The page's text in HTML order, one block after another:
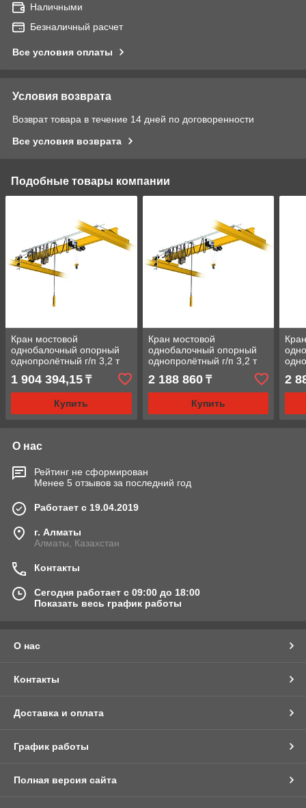
Наличными
Безналичный расчет
Все условия оплаты
Условия возврата
Возврат товара в течение 14 дней по договоренности
Все условия возврата
Подобные товары компании
Кран мостовой
однобалочный опорный
однопролётный г/п 3,2 т
1 904 394,15 ₸
Купить
Кран мостовой
однобалочный опорный
однопролётный г/п 3,2 т
пролет 10,5 м
2 188 860₸
Купить
2
О нас
Рейтинг не сформирован
Менее 5 отзывов за последний год
Работает с 19.04.2019
г. Алматы
Алматы, Казахстан
Контакты
Сегодня работает с 09:00 до 18:00
Показать весь график работы
О нас
Контакты
Доставка и оплата
График работы
Полная версия сайта